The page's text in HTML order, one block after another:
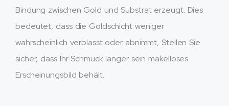
Bindung zwischen Gold und Substrat erzeugt. Dies
bedeutet, dass die Goldschicht weniger
wahrscheinlich verblasst oder abnimmt, Stellen Sie
sicher, dass Ihr Schmuck länger sein makelloses
Erscheinungsbild behält.